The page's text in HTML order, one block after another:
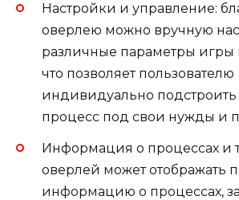
Настройки и управление:
оверлею можно вручную
различные параметры игры
что позволяет пользователю
индивидуально
процесс под свои нужды и
Информация о процессах и
оверлей может отображать
информацию о процессах,